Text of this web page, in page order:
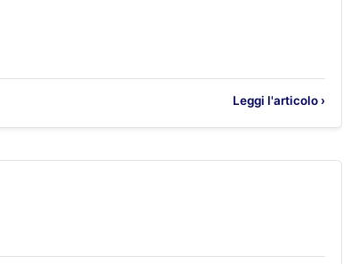
Leggi l'articolo ›